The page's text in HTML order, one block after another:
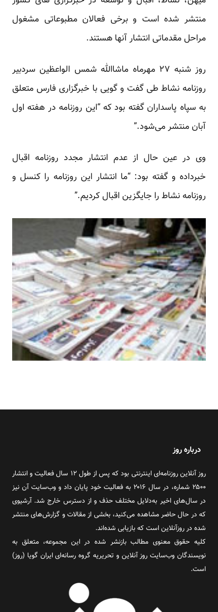
منتشر شده است و برخی فعالان مطبوعاتی مشغول
مراحل مقدماتی انتشار آنها هستند.
روز شنبه ۲۷ مهرماه ماشاالله شمس الواعظین سردبیر
روزنامه نشاط طی گفت و گویی با خبرگزاری فارس متعلق
به سپاه پاسداران گفته بود که “این روزنامه در هفته اول
آبان منتشر می‌شود.”
وی در عین حال از عدم انتشار مجدد روزنامه اقبال
خبرداده و گفته بود: “ما انتشار این روزنامه را کنسل و
روزنامه نشاط را جایگزین اقبال کردیم.”
درباره روز
روز آنلاین روزنامه‌ای اینترنتی بود که پس از طول ۱۲ سال فعالیت و انتشار
۲۵۰۰ شماره، در سال ۲۰۱۶ به فعالیت خود پایان داد و وب‌سایت آن نیز
در سال‌های اخیر به‌دلایل مختلف حذف و از دسترس خارج شد. آرشیوی
که در حال حاضر مشاهده می‌کنید، بخشی از مقالات و گزارش‌های منتشر
شده در روزآنلاین است که بازیابی شده‌اند.
کلیه حقوق معنوی مطالب بازنشر شده در این مجموعه، متعلق به
نویسندگان وب‌سایت روز آنلاین و تحریریه گروه رسانه‌ای ایران گویا (روز)
است.